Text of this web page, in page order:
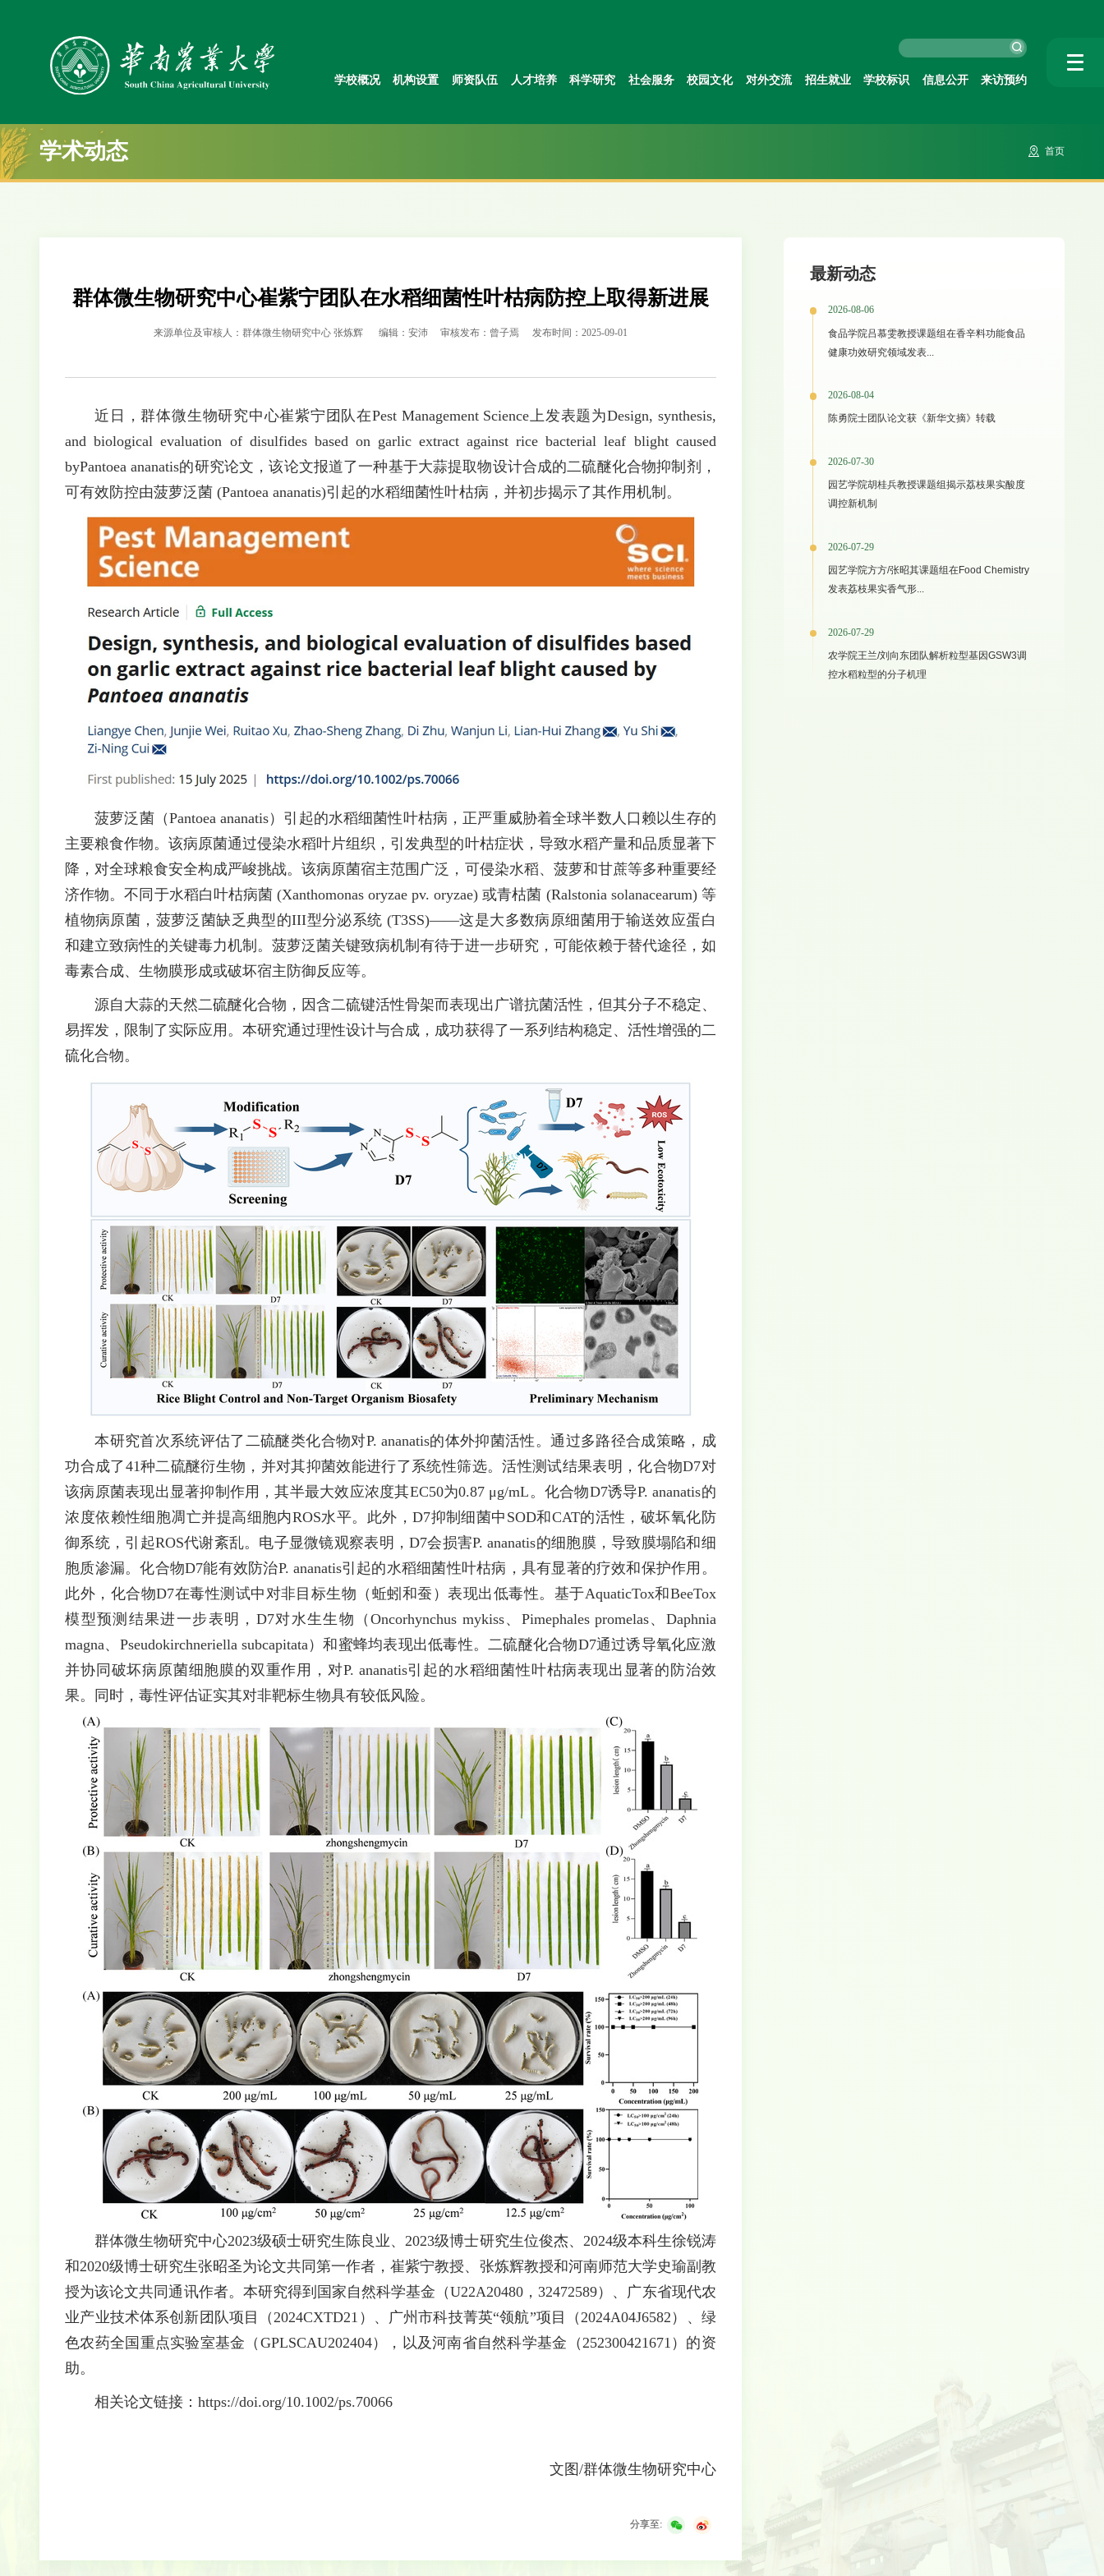
学校概况 机构设置 师资队伍 人才培养 科学研究 社会服务 校园文化 对外交流 招生就业 学校标识 信息公开 来访预约
学术动态 首页
群体微生物研究中心崔紫宁团队在水稻细菌性叶枯病防控上取得新进展
来源单位及审核人：群体微生物研究中心 张炼辉 编辑：安沛 审核发布：曾子焉 发布时间：2025-09-01
近日，群体微生物研究中心崔紫宁团队在Pest Management Science上发表题为Design, synthesis,
and biological evaluation of disulfides based on garlic extract against rice bacterial leaf blight caused
byPantoea ananatis的研究论文，该论文报道了一种基于大蒜提取物设计合成的二硫醚化合物抑制剂，
可有效防控由菠萝泛菌 (Pantoea ananatis)引起的水稻细菌性叶枯病，并初步揭示了其作用机制。
菠萝泛菌（Pantoea ananatis）引起的水稻细菌性叶枯病，正严重威胁着全球半数人口赖以生存的
主要粮食作物。该病原菌通过侵染水稻叶片组织，引发典型的叶枯症状，导致水稻产量和品质显著下
降，对全球粮食安全构成严峻挑战。该病原菌宿主范围广泛，可侵染水稻、菠萝和甘蔗等多种重要经
济作物。不同于水稻白叶枯病菌 (Xanthomonas oryzae pv. oryzae) 或青枯菌 (Ralstonia solanacearum) 等
植物病原菌，菠萝泛菌缺乏典型的III型分泌系统 (T3SS)——这是大多数病原细菌用于输送效应蛋白
和建立致病性的关键毒力机制。菠萝泛菌关键致病机制有待于进一步研究，可能依赖于替代途径，如
毒素合成、生物膜形成或破坏宿主防御反应等。
源自大蒜的天然二硫醚化合物，因含二硫键活性骨架而表现出广谱抗菌活性，但其分子不稳定、
易挥发，限制了实际应用。本研究通过理性设计与合成，成功获得了一系列结构稳定、活性增强的二
硫化合物。
本研究首次系统评估了 二硫醚类化合物对P. ananatis的体外抑菌活性。通过多路径合成策略，成
功合成了41种二硫醚衍生物，并对其抑菌效能进行了系统性筛选。活性测试结果表明，化合物D7对
该病原菌表现出显著抑制作用，其半最大效应浓度其EC50为0.87 μg/mL。化合物D7诱导P. ananatis的
浓度依赖性细胞凋亡并提高细胞内ROS水平。此外，D7抑制细菌中SOD和CAT的活性，破坏氧化防
御系统，引起ROS代谢紊乱。电子显微镜观察表明，D7会损害P. ananatis的细胞膜，导致膜塌陷和细
胞质渗漏。化合物D7能有效防治P. ananatis引起的水稻细菌性叶枯病，具有显著的疗效和保护作用。
此外，化合物D7在毒性测试中对非目标生物（蚯蚓和蚕）表现出低毒性。基于AquaticTox和BeeTox
模型预测结果进一步表明，D7对水生生物（Oncorhynchus mykiss、Pimephales promelas、Daphnia
magna、Pseudokirchneriella subcapitata）和蜜蜂均表现出低毒性。二硫醚化合物D7通过诱导氧化应激
并协同破坏病原菌细胞膜的双重作用，对P. ananatis引起的水稻细菌性叶枯病表现出显著的防治效
果。同时，毒性评估证实其对非靶标生物具有较低风险。
群体微生物研究中心2023级硕士研究生陈良业、2023级博士研究生位俊杰、2024级本科生徐锐涛
和2020级博士研究生张昭圣为论文共同第一作者，崔紫宁教授、张炼辉教授和河南师范大学史瑜副教
授为该论文共同通讯作者。本研究得到国家自然科学基金（U22A20480，32472589）、广东省现代农
业产业技术体系创新团队项目（2024CXTD21）、广州市科技菁英“领航”项目（2024A04J6582）、绿
色农药全国重点实验室基金（GPLSCAU202404），以及河南省自然科学基金（252300421671）的资
助。
相关论文链接：https://doi.org/10.1002/ps.70066
文图/群体微生物研究中心
分享至:
最新动态
2026-08-06
食品学院吕慕雯教授课题组在香辛料功能食品
健康功效研究领域发表...
2026-08-04
陈勇院士团队论文获《新华文摘》转载
2026-07-30
园艺学院胡桂兵教授课题组揭示荔枝果实酸度
调控新机制
2026-07-29
园艺学院方方/张昭其课题组在Food Chemistry
发表荔枝果实香气形...
2026-07-29
农学院王兰/刘向东团队解析粒型基因GSW3调
控水稻粒型的分子机理